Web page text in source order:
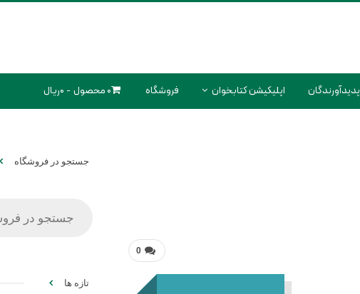
پدیدآورندگان اپلیکیشن کتابخوان فروشگاه 0 محصول 0ریال
0
جستجو در فروشگاه
تازه ها